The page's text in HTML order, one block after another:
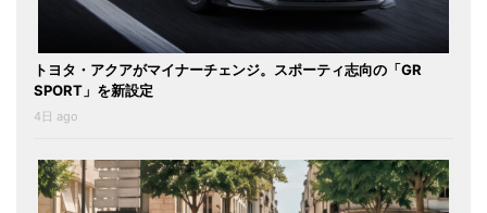
トヨタ・アクアがマイナーチェンジ。スポーティ志向の「GR
SPORT」を新設定
4日 ago